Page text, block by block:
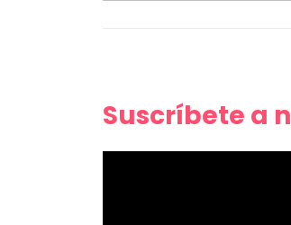
Suscríbete a